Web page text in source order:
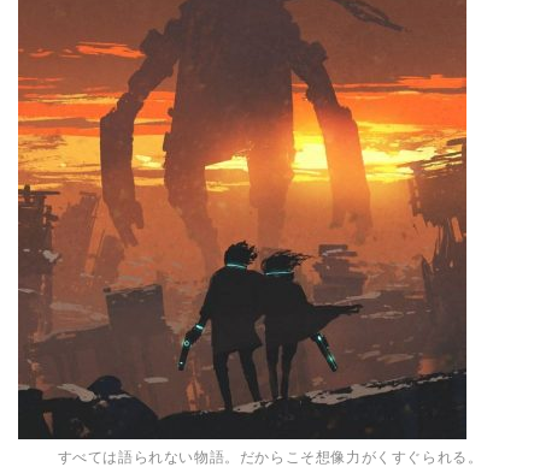
すべては語られない物語。だからこそ想像力がくすぐられる。